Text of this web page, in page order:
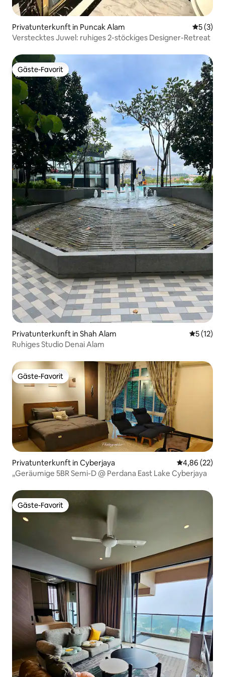
Privatunterkunft in Puncak Alam
5 (3)
Verstecktes Juwel: ruhiges 2-stöckiges Designer-Retreat
Gäste-Favorit
Gäste-Favorit
Privatunterkunft in Shah Alam
5 (12)
Ruhiges Studio Denai Alam
Gäste-Favorit
Gäste-Favorit
Privatunterkunft in Cyberjaya
4,86 (22)
„Geräumige 5BR Semi-D @ Perdana East Lake Cyberjaya
Gäste-Favorit
Gäste-Favorit